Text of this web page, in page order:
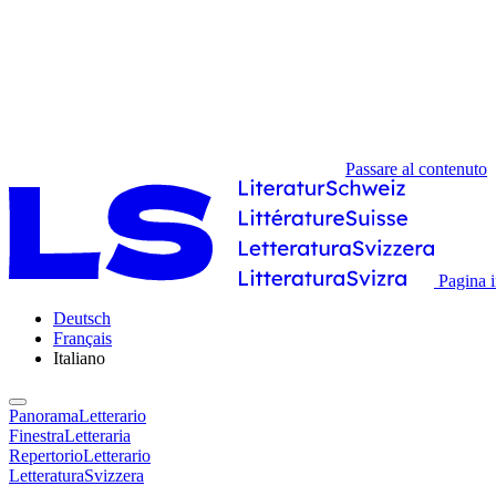
Passare al contenuto
Pagina
Deutsch
Français
Italiano
PanoramaLetterario
FinestraLetteraria
RepertorioLetterario
LetteraturaSvizzera